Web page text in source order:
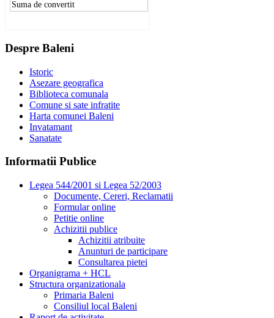
Despre Baleni
Istoric
Asezare geografica
Biblioteca comunala
Comune si sate infratite
Harta comunei Baleni
Invatamant
Sanatate
Informatii Publice
Legea 544/2001 si Legea 52/2003
Documente, Cereri, Reclamatii
Formular online
Petitie online
Achizitii publice
Achizitii atribuite
Anunturi de participare
Consultarea pietei
Organigrama + HCL
Structura organizationala
Primaria Baleni
Consiliul local Baleni